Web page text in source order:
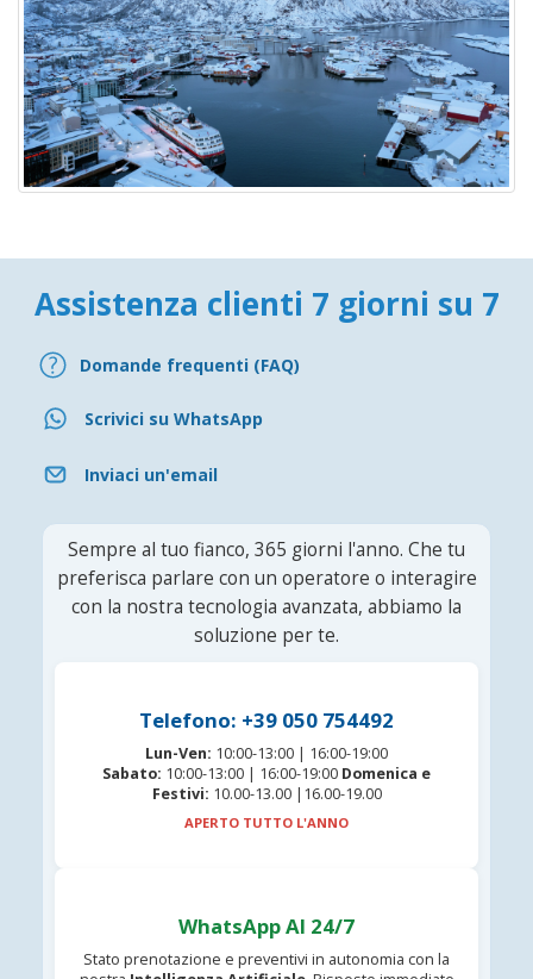
Assistenza clienti 7 giorni su 7
Domande frequenti (FAQ)
Scrivici su WhatsApp
Inviaci un'email
Sempre al tuo fianco, 365 giorni l'anno. Che tu
preferisca parlare con un operatore o interagire
con la nostra tecnologia avanzata, abbiamo la
soluzione per te.
Telefono: +39 050 754492
Lun-Ven: 10:00-13:00 | 16:00-19:00
Sabato: 10:00-13:00 | 16:00-19:00 Domenica e
Festivi: 10.00-13.00 |16.00-19.00
APERTO TUTTO L'ANNO
WhatsApp AI 24/7
Stato prenotazione e preventivi in autonomia con la